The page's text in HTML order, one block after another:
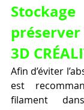
3D
Afin d’éviter
est
filament